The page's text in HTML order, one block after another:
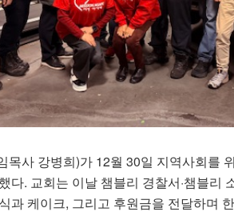
목사 강병희)가 12월 30일 지역사회를
다. 교회는 이날 챔블리 경찰서·챔블리
과 케이크, 그리고 후원금을 전달하며